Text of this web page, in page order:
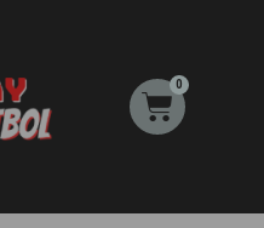
0
Carrito